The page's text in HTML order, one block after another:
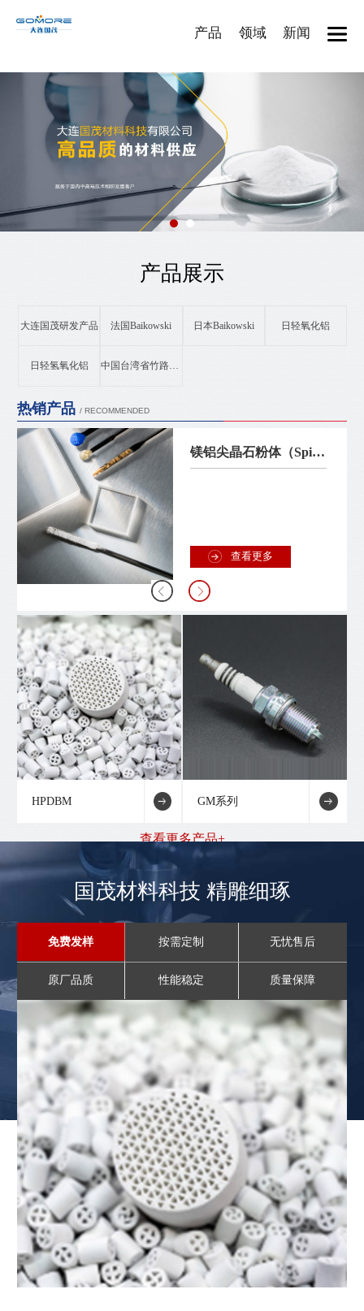
产品 领域 新闻
产品展示
大连国茂研发产品 法国Baikowski 日本Baikowski 日轻氧化铝
日轻氢氧化铝 中国台湾省竹路氮化铝
热销产品 / RECOMMENDED
镁铝尖晶石粉体（Spinel）
查看更多
HPDBM GM系列
查看更多产品+
国茂材料科技 精雕细琢
免费发样 按需定制 无忧售后
原厂品质 性能稳定 质量保障